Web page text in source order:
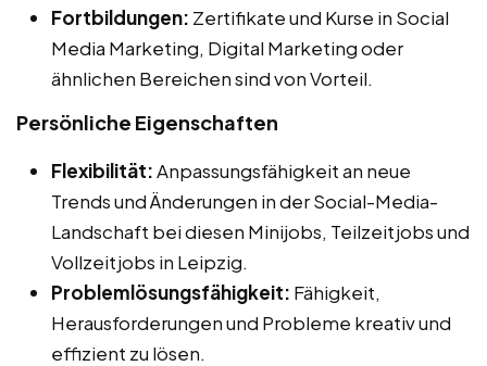
Fortbildungen: Zertifikate und Kurse in Social
Media Marketing, Digital Marketing oder
ähnlichen Bereichen sind von Vorteil.
Persönliche Eigenschaften
Flexibilität:Anpassungsfähigkeit an neue
Trends und Änderungen in der Social-Media-
Landschaft bei diesen Minijobs, Teilzeitjobs und
Vollzeitjobs in Leipzig.
Problemlösungsfähigkeit: Fähigkeit,
Herausforderungen und Probleme kreativ und
effizient zu lösen.